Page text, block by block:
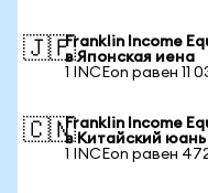
🇯🇵Franklin Income
в Японская иена
1 INCEon равен 11
🇨🇳Franklin Income
в Китайский юань
1 INCEon равен